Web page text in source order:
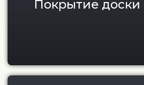
Покрытие доски